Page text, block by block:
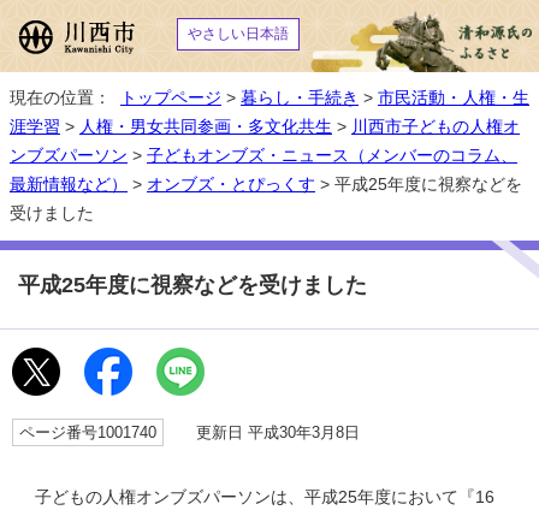
やさしい日本語
現在の位置： トップページ > 暮らし・手続き > 市民活動・人権・生
涯学習 > 人権・男女共同参画・多文化共生 > 川西市子どもの人権オ
ンブズパーソン > 子どもオンブズ・ニュース（メンバーのコラム、
最新情報など）
> オンブズ・とぴっくす > 平成25年度に視察などを
受けました
平成25年度に視察などを受けました
ページ番号1001740 更新日 平成30年3月8日
子どもの人権オンブズパーソンは、平成25年度において『16